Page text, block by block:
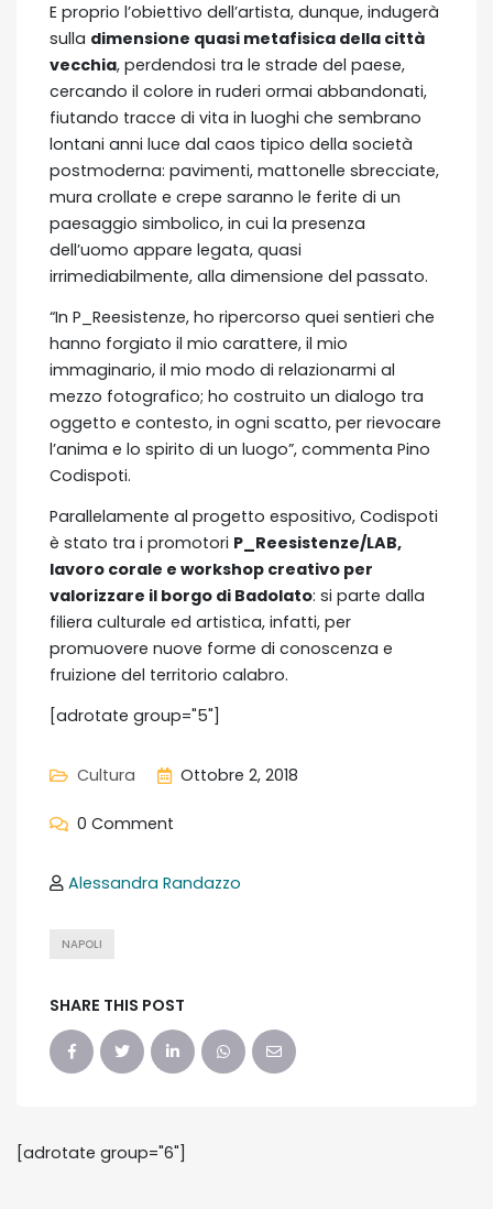
E proprio l’obiettivo dell’artista, dunque, indugerà
sulla dimensione quasi metafisica della città
vecchia, perdendosi tra le strade del paese,
cercando il colore in ruderi ormai abbandonati,
fiutando tracce di vita in luoghi che sembrano
lontani anni luce dal caos tipico della società
postmoderna: pavimenti, mattonelle sbrecciate,
mura crollate e crepe saranno le ferite di un
paesaggio simbolico, in cui la presenza
dell’uomo appare legata, quasi
irrimediabilmente, alla dimensione del passato.
“In P_Reesistenze, ho ripercorso quei sentieri che
hanno forgiato il mio carattere, il mio
immaginario, il mio modo di relazionarmi al
mezzo fotografico; ho costruito un dialogo tra
oggetto e contesto, in ogni scatto, per rievocare
l’anima e lo spirito di un luogo”, commenta Pino
Codispoti.
Parallelamente al progetto espositivo, Codispoti
è stato tra i promotori P_Reesistenze/LAB,
lavoro corale e workshop creativo per
valorizzare il borgo di Badolato: si parte dalla
filiera culturale ed artistica, infatti, per
promuovere nuove forme di conoscenza e
fruizione del territorio calabro.
[adrotate group="5"]
Cultura Ottobre 2, 2018
0 Comment
Alessandra Randazzo
NAPOLI
SHARE THIS POST
[adrotate group="6"]